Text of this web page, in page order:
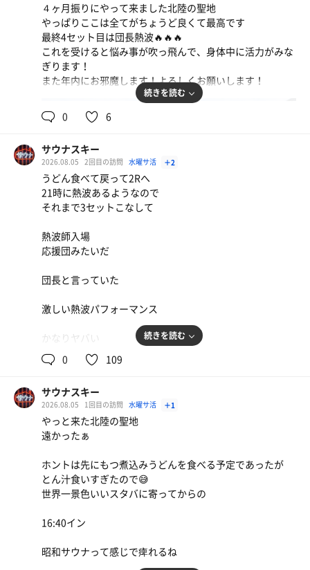
４ヶ月振りにやって来ました北陸の聖地
やっぱりここは全てがちょうど良くて最高です
最終4セット目は団長熱波🔥🔥🔥
これを受けると悩み事が吹っ飛んで、身体中に活力がみな
ぎります！
また年内にお邪魔します！よろしくお願いします！
チャーハン
す
続きを読む
0 6
サウナスキー
2026.08.05 2回目の訪問 水曜サ活 ＋2
うどん食べて戻って2Rへ
21時に熱波あるようなので
それまで3セットこなして
熱波師入場
応援団みたいだ
団長と言っていた
激しい熱波パフォーマンス
かなりヤバい
ニコーリフレ思い出す
1.2.3.4ゴーサウナ〜
苦手だ😅
ここは水風呂あればいい🤤
4セットで今日は終わり
夜はネオン点いてイイ
さっさと飲んで寝るかぁ
続きを読む
0 109
サウナスキー
2026.08.05 1回目の訪問 水曜サ活 ＋1
やっと来た北陸の聖地
遠かったぁ
ホントは先にもつ煮込みうどんを食べる予定であったが
とん汁食いすぎたので😅
世界一景色いいスタバに寄ってからの
16:40イン
昭和サウナって感じで痺れるね